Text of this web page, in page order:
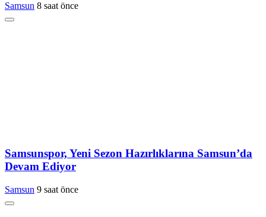
Samsun 8 saat önce
Samsunspor, Yeni Sezon Hazırlıklarına Samsun’da
Devam Ediyor
Samsun 9 saat önce